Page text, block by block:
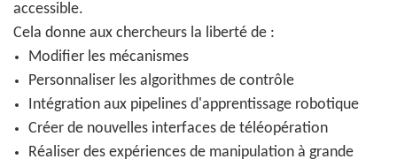
accessible.
Cela donne aux chercheurs la liberté de :
Modifier les mécanismes
Personnaliser les algorithmes de contrôle
Intégration aux pipelines d'apprentissage robotique
Créer de nouvelles interfaces de téléopération
Réaliser des expériences de manipulation à grande